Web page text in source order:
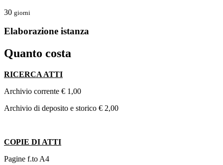
30 giorni
Elaborazione istanza
Quanto costa
RICERCA ATTI
Archivio corrente € 1,00
Archivio di deposito e storico € 2,00
COPIE DI ATTI
Pagine f.to A4